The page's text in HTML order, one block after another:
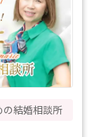
結婚相談所